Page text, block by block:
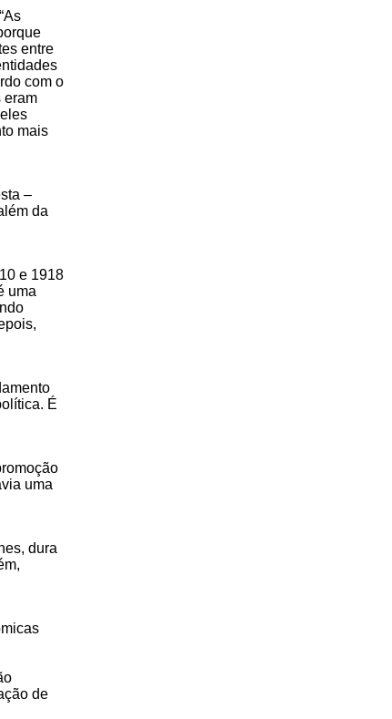
entre
com o
eram
mais
–
da
e 1918
uma
É
uma
dura
de